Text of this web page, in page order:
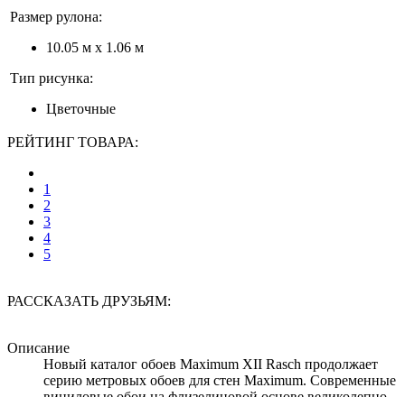
Размер рулона:
10.05 м x 1.06 м
Тип рисунка:
Цветочные
РЕЙТИНГ ТОВАРА:
1
2
3
4
5
РАССКАЗАТЬ ДРУЗЬЯМ:
Описание
Новый каталог обоев Maximum XII Rasch продолжает
серию метровых обоев для стен Maximum. Современные